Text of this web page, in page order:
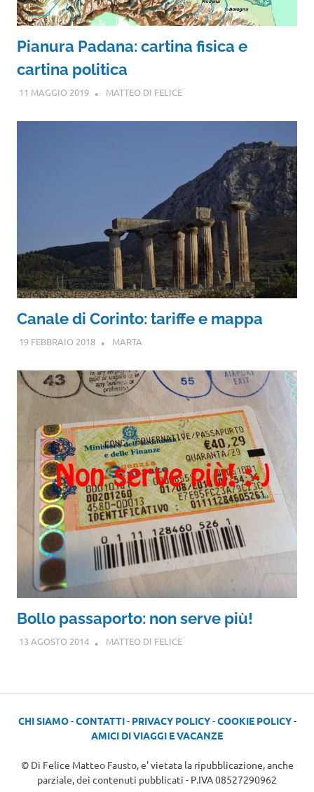
Pianura Padana: cartina fisica e
cartina politica
11 MAGGIO 2019 MATTEO DI FELICE
Canale di Corinto: tariffe e mappa
19 FEBBRAIO 2018 MARTA
Bollo passaporto: non serve più!
13 AGOSTO 2014 MATTEO DI FELICE
CHI SIAMO-CONTATTI- PRIVACY POLICY-COOKIE POLICY-
AMICI DI VIAGGI E VACANZE
© Di Felice Matteo Fausto, e' vietata la ripubblicazione, anche
parziale, dei contenuti pubblicati - P.IVA 08527290962